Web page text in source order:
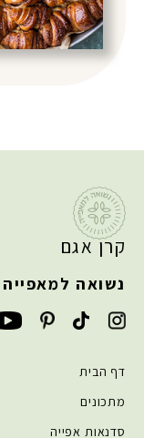
קרן אגם
נשואה למאפייה
דף הבית
מתכונים
סדנאות אפייה